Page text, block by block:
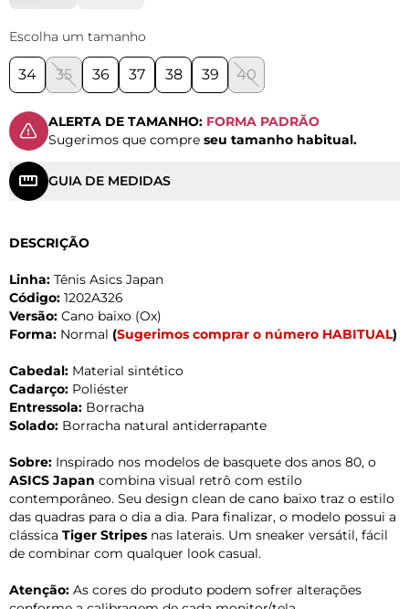
Escolha um tamanho
34 35 36 37 38 39 40
ALERTA DE TAMANHO: FORMA PADRÃO
Sugerimos que compre seu tamanho habitual.
GUIA DE MEDIDAS
DESCRIÇÃO
Linha: Tênis Asics Japan
Código: 1202A326
Versão: Cano baixo (Ox)
Forma: Normal (Sugerimos comprar o número HABITUAL)
Cabedal: Material sintético
Cadarço: Poliéster
Entressola: Borracha
Solado: Borracha natural antiderrapante
Sobre: Inspirado nos modelos de basquete dos anos 80, o
ASICS Japan combina visual retrô com estilo
contemporâneo. Seu design clean de cano baixo traz o estilo
das quadras para o dia a dia. Para finalizar, o modelo possui a
clássica Tiger Stripes nas laterais. Um sneaker versátil, fácil
de combinar com qualquer look casual.
Atenção: As cores do produto podem sofrer alterações